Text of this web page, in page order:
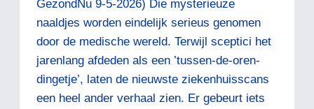
GezondNu 9-5-2026) Die mysterieuze
naaldjes worden eindelijk serieus genomen
door de medische wereld. Terwijl sceptici het
jarenlang afdeden als een ’tussen-de-oren-
dingetje’, laten de nieuwste ziekenhuisscans
een heel ander verhaal zien. Er gebeurt iets